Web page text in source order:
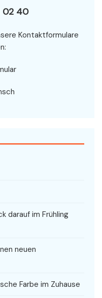
02 40
Kontaktformulare
darauf im Frühling
neuen
Farbe im Zuhause